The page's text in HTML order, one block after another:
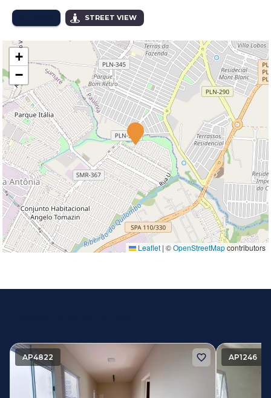
STREET VIEW
+
−
Leaflet | ©OpenStreetMapcontributors
AP4822 AP1246